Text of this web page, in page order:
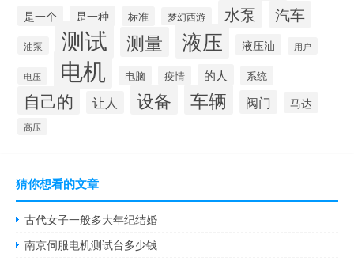
是一个 是一种 标准 梦幻西游 水泵 汽车
油泵 测试 测量 液压 液压油 用户
电压 电机 电脑 疫情 的人 系统
自己的 让人 设备 车辆 阀门 马达
高压
猜你想看的文章
古代女子一般多大年纪结婚
南京伺服电机测试台多少钱